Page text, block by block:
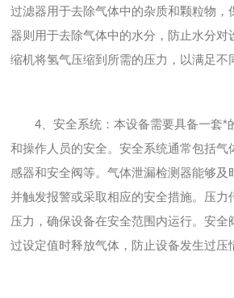
过滤器用于去除气体中的杂质和颗粒物，
器则用于去除气体中的水分，防止水分对
缩机将氢气压缩到所需的压力，以满足不
4、安全系统：本设备需要具备一套*
和操作人员的安全。安全系统通常包括气
感器和安全阀等。气体泄漏检测器能够及
并触发报警或采取相应的安全措施。压力
压力，确保设备在安全范围内运行。安全
过设定值时释放气体，防止设备发生过压